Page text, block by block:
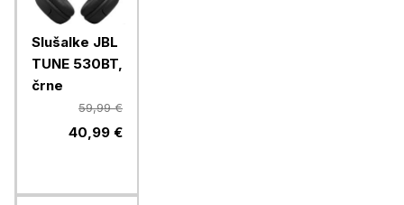
Slušalke JBL
TUNE 530BT,
črne
59,99 €
40,99 €